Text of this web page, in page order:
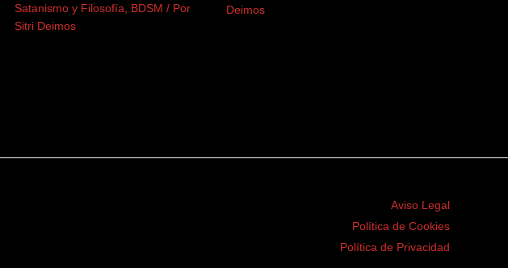
Satanismo y Filosofía BDSM / Por
Sitri Deimos
Deimos
Aviso Legal
Política de Cookies
Política de Privacidad